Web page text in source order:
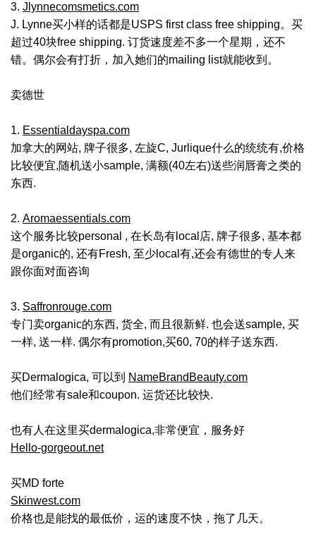
3. Jlynnecomsmetics.com
J. Lynne买小样的话都是USPS first class free shipping。买
超过40块free shipping. 订货速度差不多一个星期，还不
错。偶尔会有打折，加入她们的mailing list就能收到。
卖德世
1. Essentialdayspa.com
加拿大的网站, 牌子很多, 左旋C, Jurlique什么的统统有,价格
比较便宜,随机送小sample, 满额(40左右)送些润唇膏之类的
东西.
2. Aromaessentials.com
这个服务比较personal , 在长岛有local店, 牌子很多, 基本都
是organic的, 还有Fresh, 至少local有,还会有德世的专人来
跟你面对面咨询
3. Saffronrouge.com
专门卖organic的东西, 货全, 而且很新鲜. 也会送sample, 买
一样, 送一样. 偶尔有promotion,买60, 70的样子送东西.
买Dermalogica, 可以到 NameBrandBeauty.com
他们经常有sale和coupon. 运货还比较快.
也有人在这里买dermalogica,非常便宜，服务好
Hello-gorgeout.net
买MD forte
Skinwest.com
价格也是能找的最低价，运的速度不快，拖了几天。